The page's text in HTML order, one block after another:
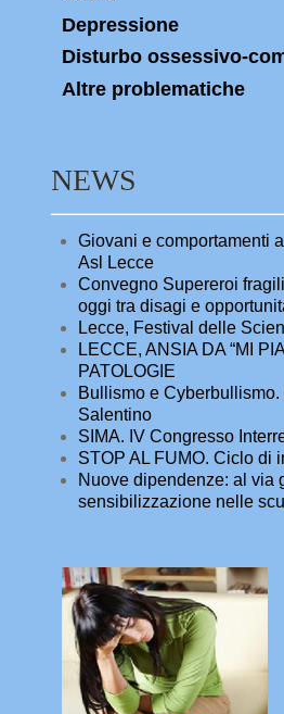
Depressione
Disturbo ossessivo-
Altre problematiche
NEWS
Giovani e comportamenti
Asl Lecce
Convegno Supereroi
oggi tra disagi e
Lecce, Festival delle
LECCE, ANSIA DA “MI
PATOLOGIE
Bullismo e
Salentino
SIMA. IV Congresso
STOP AL FUMO. Ciclo di
Nuove dipendenze: al via
sensibilizzazione nelle